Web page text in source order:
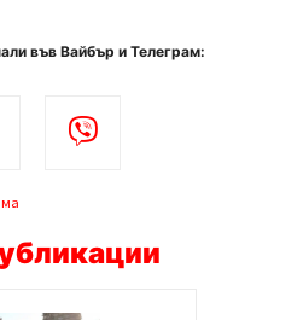
във Вайбър и Телеграм: